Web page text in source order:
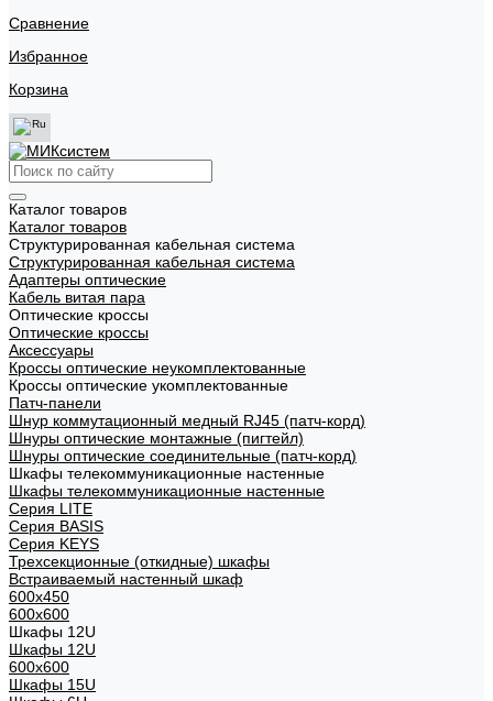
Сравнение
Избранное
Корзина
Каталог товаров
Каталог товаров
Структурированная кабельная система
Структурированная кабельная система
Адаптеры оптические
Кабель витая пара
Оптические кроссы
Оптические кроссы
Аксессуары
Кроссы оптические неукомплектованные
Кроссы оптические укомплектованные
Патч-панели
Шнур коммутационный медный RJ45 (патч-корд)
Шнуры оптические монтажные (пигтейл)
Шнуры оптические соединительные (патч-корд)
Шкафы телекоммуникационные настенные
Шкафы телекоммуникационные настенные
Cерия LITE
Cерия BASIS
Cерия KEYS
Трехсекционные (откидные) шкафы
Встраиваемый настенный шкаф
600x450
600x600
Шкафы 12U
Шкафы 12U
600x600
Шкафы 15U